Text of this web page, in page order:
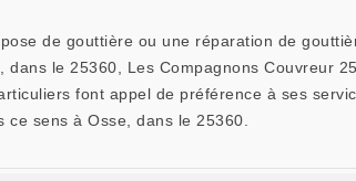
de gouttière ou une réparation de
dans le 25360, Les Compagnons Couvreur
font appel de préférence à ses
sens à Osse, dans le 25360.